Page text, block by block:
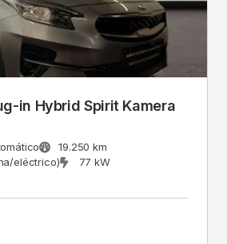
in Hybrid Spirit Kamera
19.250 km
eléctrico)
77 kW